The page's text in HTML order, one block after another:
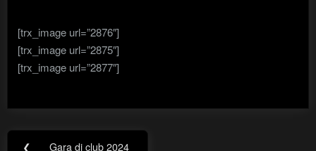
[trx_image url=”2876″]
[trx_image url=”2875″]
[trx_image url=”2877″]
Navigazione
❮ Gara di club 2024